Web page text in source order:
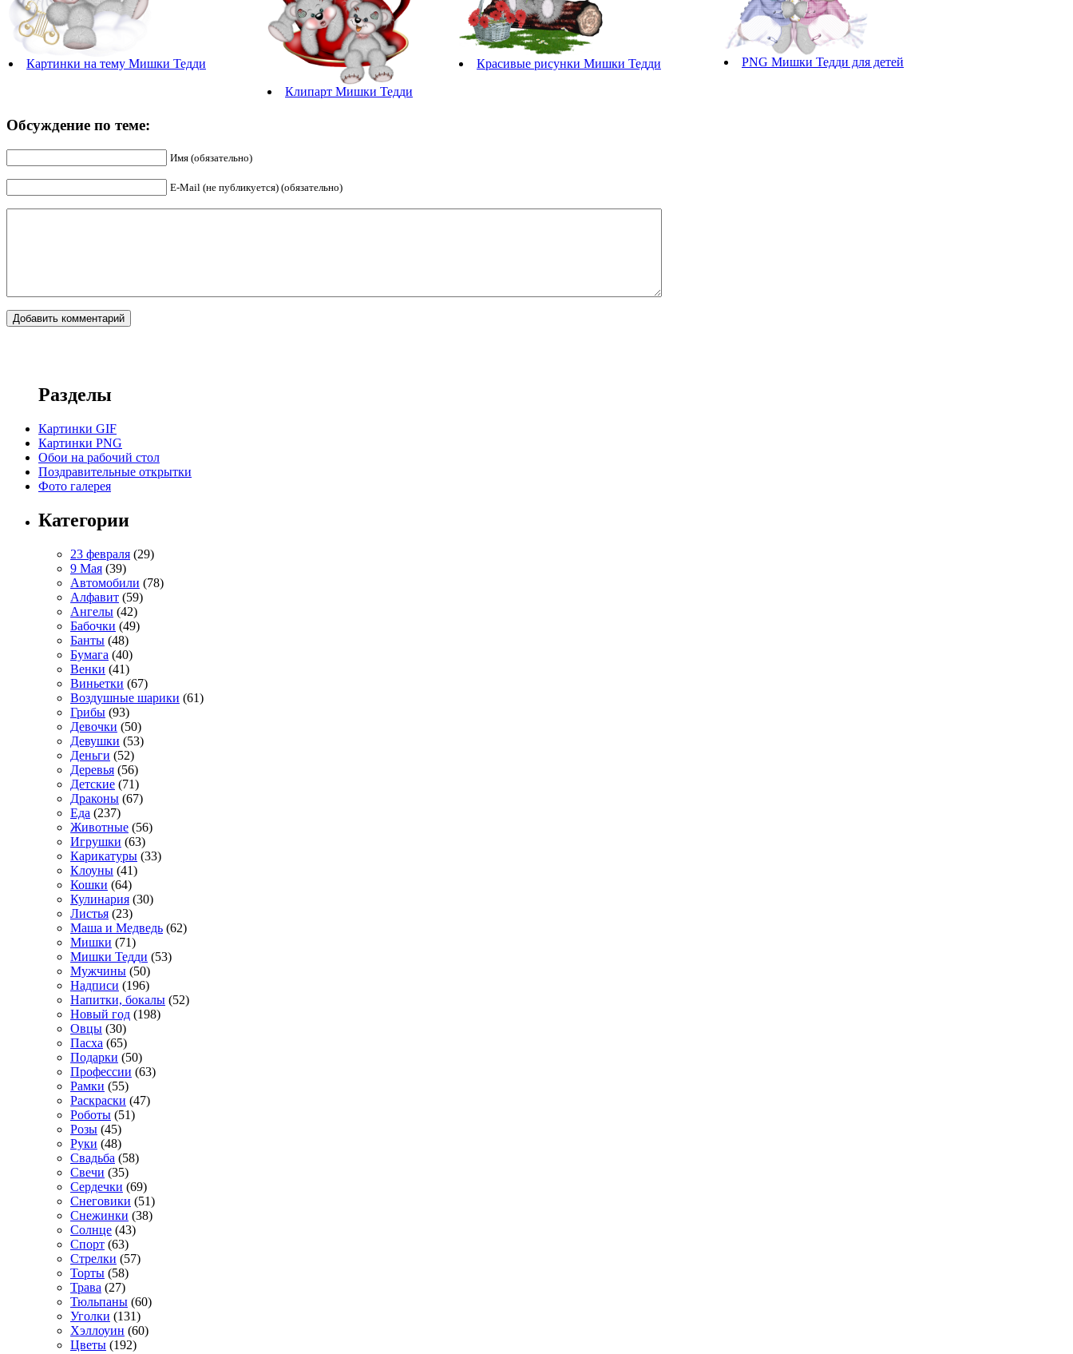
Картинки на тему Мишки Тедди
Клипарт Мишки Тедди
Красивые рисунки Мишки Тедди PNG Мишки Тедди для детей
Обсуждение по теме:
Имя (обязательно)
E-Mail (не публикуется) (обязательно)
Разделы
Картинки GIF
Картинки PNG
Обои на рабочий стол
Поздравительные открытки
Фото галерея
Категории
23 февраля (29)
9 Мая (39)
Автомобили (78)
Алфавит (59)
Ангелы (42)
Бабочки (49)
Банты (48)
Бумага (40)
Венки (41)
Виньетки (67)
Воздушные шарики (61)
Грибы (93)
Девочки (50)
Девушки (53)
Деньги (52)
Деревья (56)
Детские (71)
Драконы (67)
Еда (237)
Животные (56)
Игрушки (63)
Карикатуры (33)
Клоуны (41)
Кошки (64)
Кулинария (30)
Листья (23)
Маша и Медведь (62)
Мишки (71)
Мишки Тедди (53)
Мужчины (50)
Надписи (196)
Напитки, бокалы (52)
Новый год (198)
Овцы (30)
Пасха (65)
Подарки (50)
Профессии (63)
Рамки (55)
Раскраски (47)
Роботы (51)
Розы (45)
Руки (48)
Свадьба (58)
Свечи (35)
Сердечки (69)
Снеговики (51)
Снежинки (38)
Солнце (43)
Спорт (63)
Стрелки (57)
Торты (58)
Трава (27)
Тюльпаны (60)
Уголки (131)
Хэллоуин (60)
Цветы (192)